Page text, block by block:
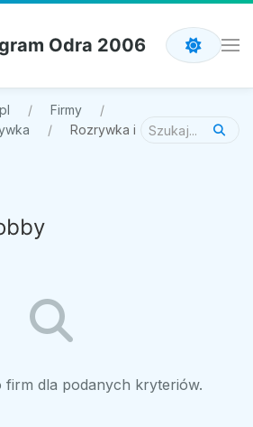
Odra 2006
Firmy
Rozrywka i
firm dla podanych kryteriów.